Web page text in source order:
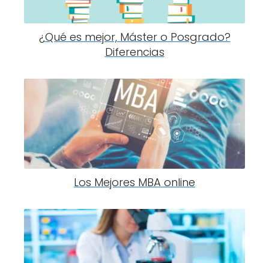
¿Qué es mejor, Máster o Posgrado?
Diferencias
Los Mejores MBA online